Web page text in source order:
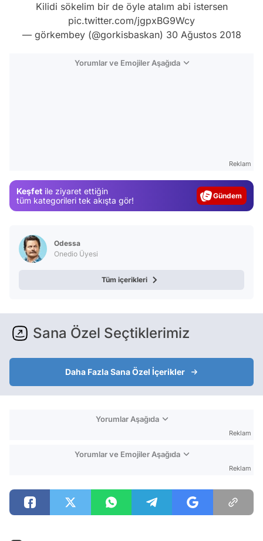
Kilidi sökelim bir de öyle atalım abi istersen
pic.twitter.com/jgpxBG9Wcy
— görkembey (@gorkisbaskan) 30 Ağustos 2018
Yorumlar ve Emojiler Aşağıda
Reklam
Keşfet ile ziyaret ettiğin
tüm kategorileri tek akışta gör!
Gündem
Odessa
Onedio Üyesi
Tüm içerikleri
Sana Özel Seçtiklerimiz
Daha Fazla Sana Özel İçerikler
Yorumlar Aşağıda
Reklam
Yorumlar ve Emojiler Aşağıda
Reklam